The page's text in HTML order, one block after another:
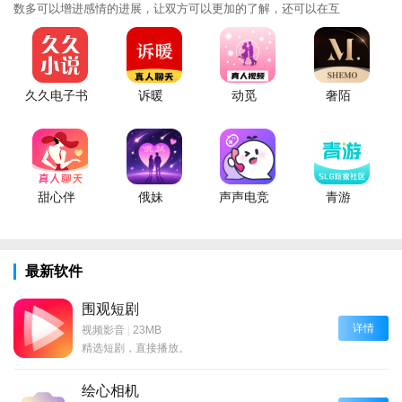
数多可以增进感情的进展，让双方可以更加的了解，还可以在互
久久电子书 诉暖 动觅 奢陌
甜心伴 俄妹 声声电竞 青游
最新软件
围观短剧
视频影音 | 23MB
精选短剧，直接播放。
详情
绘心相机